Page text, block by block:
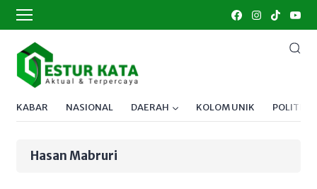
KABAR NASIONAL DAERAH KOLOM UNIK POLITIK
Hasan Mabruri